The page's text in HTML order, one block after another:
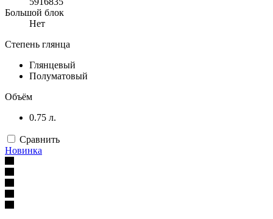
Большой блок
Нет
Степень глянца
Глянцевый
Полуматовый
Объём
0.75 л.
Сравнить
Новинка